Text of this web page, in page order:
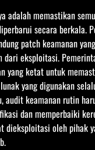
adalah memastikan
secara berkala.
patch keamanan
dari eksploitasi.
yang ketat untuk
yang digunakan
audit keamanan rutin
dan memperbaiki
dieksploitasi oleh pihak